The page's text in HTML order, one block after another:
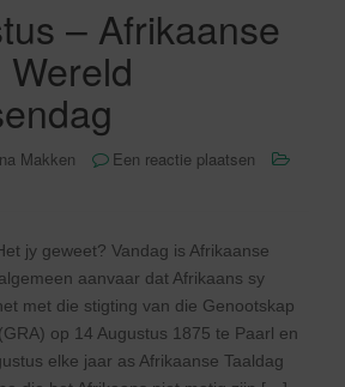
– Afrikaanse
Makken
Een reactie plaatsen
jy geweet? Vandag is Afrikaanse
aanvaar dat Afrikaans sy
met die stigting van die Genootskap
op 14 Augustus 1875 te Paarl en
elke jaar as Afrikaanse Taaldag